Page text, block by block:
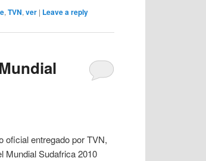
,TVN,ver | Leave a reply
oficial entregado por TVN,
Mundial Sudafrica 2010